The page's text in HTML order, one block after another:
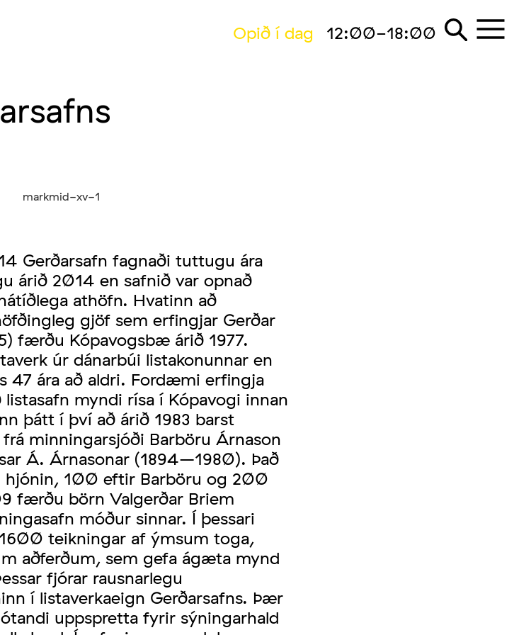
Opið í dag
12:00-18:00
Gerðarsafn fagnaði tuttugu ára
árið 2014 en safnið var opnað
athöfn. Hvatinn að
gjöf sem erfingjar Gerðar
færðu Kópavogsbæ árið 1977.
úr dánarbúi listakonunnar en
47 ára að aldri. Fordæmi erfingja
myndi rísa í Kópavogi innan
þátt í því að árið 1983 barst
minningarsjóði Barböru Árnason
Á. Árnasonar (1894–1980). Það
100 eftir Barböru og 200
færðu börn Valgerðar Briem
móður sinnar. Í þessari
teikningar af ýmsum toga,
aðferðum, sem gefa ágæta mynd
fjórar rausnarlegu
í listaverkaeign Gerðarsafns. Þær
uppspretta fyrir sýningarhald